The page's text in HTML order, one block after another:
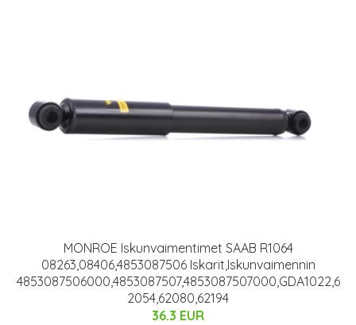
MONROE Iskunvaimentimet SAAB R1064
08263,08406,4853087506 Iskarit,Iskunvaimennin
4853087506000,4853087507,4853087507000,GDA1022,6
2054,62080,62194
36.3 EUR